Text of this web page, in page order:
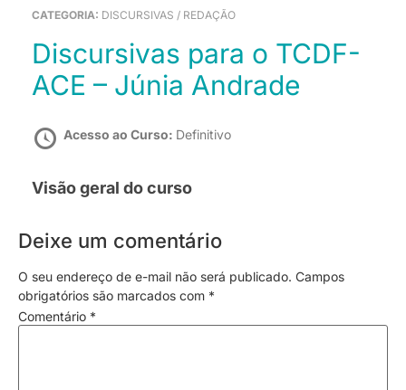
CATEGORIA: DISCURSIVAS / REDAÇÃO
Discursivas para o TCDF-
ACE – Júnia Andrade
Acesso ao Curso: Definitivo
Visão geral do curso
Deixe um comentário
O seu endereço de e-mail não será publicado. Campos
obrigatórios são marcados com *
Comentário *